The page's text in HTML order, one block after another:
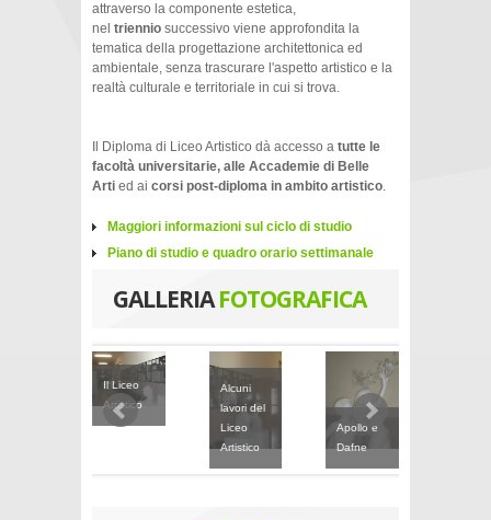
attraverso la componente estetica,
nel triennio successivo viene approfondita la
tematica della progettazione architettonica ed
ambientale, senza trascurare l'aspetto artistico e la
realtà culturale e territoriale in cui si trova.
Il Diploma di Liceo Artistico dà accesso a tutte le
facoltà universitarie, alle Accademie di Belle
Arti ed ai corsi post-diploma in ambito artistico.
Maggiori informazioni sul ciclo di studio
Piano di studio e quadro orario settimanale
GALLERIAFOTOGRAFICA
Il Liceo
Artistico
Alcuni
lavori del
Liceo
Artistico
Apollo e
Dafne